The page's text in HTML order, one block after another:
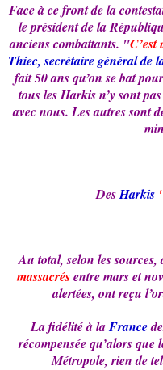
Face à ce front de la
le président de la
anciens combattants. "
Thiec, secrétaire général de
fait 50 ans qu’on se bat
tous lesHarkisn’y sont
avec nous. Les autres sont
DesHarkis
Au total, selon les sources,
massacrésentre mars et
alertées, ont reçu
La fidélité à laFrance
récompensée qu’alors que
Métropole, rien de